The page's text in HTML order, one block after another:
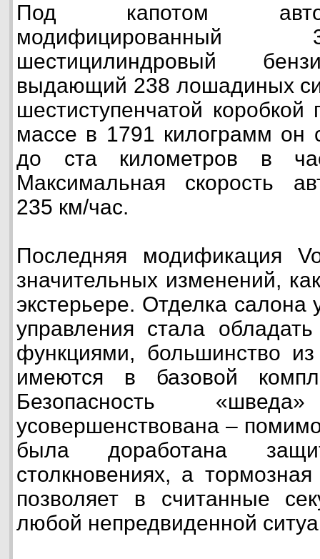
Под капотом
шестицилиндровый
выдающий 238 лошадиных
шестиступенчатой
массе в 1791 килограмм он
до ста километров в
Максимальная скорость
235 км/час.
Последняя модификация
значительных изменений,
экстерьере. Отделка
управления стала
функциями, большинство
имеются в базовой
Безопасность
усовершенствована –
была доработана
столкновениях, а
позволяет в считанные
любой непредвиденной